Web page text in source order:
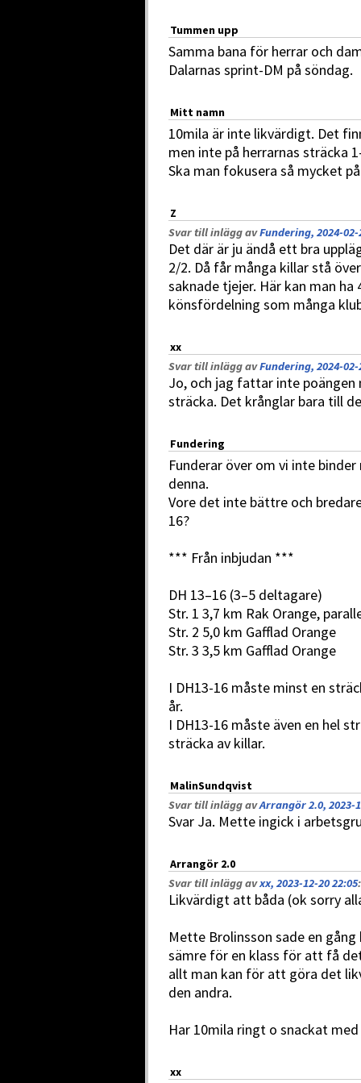
Tummen upp
Samma bana för herrar och
Dalarnas sprint-DM på söndag.
Mitt namn
10mila är inte likvärdigt. Det
men inte på herrarnas sträcka
Ska man fokusera så mycket
Z
Svar till inlägg avFundering, 2024-02-
Det där är ju ändå ett bra
2/2. Då får många killar stå
saknade tjejer. Här kan man
könsfördelning som många
xx
Svar till inlägg avFundering, 2024-02-
Jo, och jag fattar inte
sträcka. Det krånglar bara till
Fundering
Funderar över om vi inte
denna.
Vore det inte bättre och
16?
*** Från inbjudan ***
DH 13–16 (3–5 deltagare)
Str. 1 3,7 km Rak Orange,
Str. 2 5,0 km Gafflad Orange
Str. 3 3,5 km Gafflad Orange
I DH13-16 måste minst en
år.
I DH13-16 måste även en hel
sträcka av killar.
MalinSundqvist
Svar till inlägg avArrangör 2.0, 2023-
Svar Ja. Mette ingick i
Arrangör 2.0
Svar till inlägg avxx, 2023-12-20 22:05:
Likvärdigt att båda (ok sorry
Mette Brolinsson sade en
sämre för en klass för att få
allt man kan för att göra det
den andra.
Har 10mila ringt o snackat med
xx